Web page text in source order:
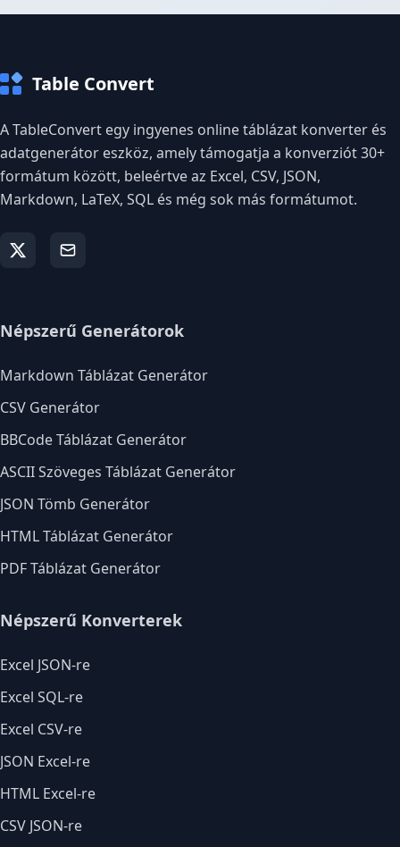
Table Convert
A TableConvert egy ingyenes online táblázat konverter és
adatgenerátor eszköz, amely támogatja a konverziót 30+
formátum között, beleértve az Excel, CSV, JSON,
Markdown, LaTeX, SQL és még sok más formátumot.
Népszerű Generátorok
Markdown Táblázat Generátor
CSV Generátor
BBCode Táblázat Generátor
ASCII Szöveges Táblázat Generátor
JSON Tömb Generátor
HTML Táblázat Generátor
PDF Táblázat Generátor
Népszerű Konverterek
Excel JSON-re
Excel SQL-re
Excel CSV-re
JSON Excel-re
HTML Excel-re
CSV JSON-re